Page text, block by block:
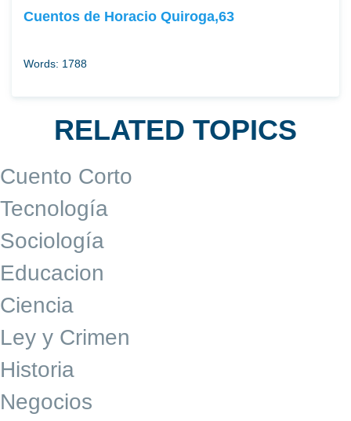
Cuentos de Horacio Quiroga,63
Words: 1788
RELATED TOPICS
Cuento Corto
Tecnología
Sociología
Educacion
Ciencia
Ley y Crimen
Historia
Negocios